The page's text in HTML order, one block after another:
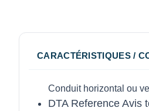
CARACTÉRISTIQUES /
Conduit horizontal ou
DTA Reference Avis